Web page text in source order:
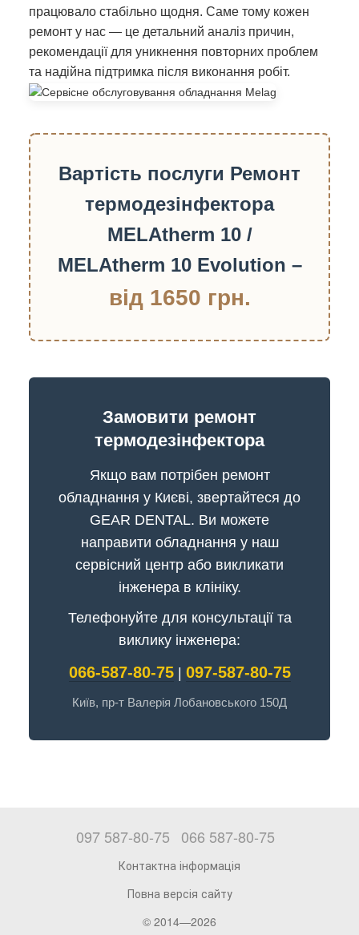
працювало стабільно щодня. Саме тому кожен
ремонт у нас — це детальний аналіз причин,
рекомендації для уникнення повторних проблем
та надійна підтримка після виконання робіт.
Вартість послуги Ремонт
термодезінфектора
MELAtherm 10 /
MELAtherm 10 Evolution –
від 1650 грн.
Замовити ремонт
термодезінфектора
Якщо вам потрібен ремонт
обладнання у Києві, звертайтеся до
GEAR DENTAL. Ви можете
направити обладнання у наш
сервісний центр або викликати
інженера в клініку.
Телефонуйте для консультації та
виклику інженера:
066-587-80-75| 097-587-80-75
Київ, пр-т Валерія Лобановського 150Д
097 587-80-75 066 587-80-75
Контактна інформація
Повна версія сайту
© 2014—2026